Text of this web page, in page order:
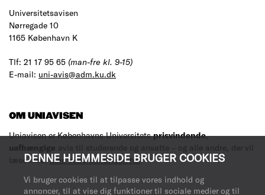
DENNE HJEMMESIDE BRUGER COOKIES
Vi bruger cookies til at tilpasse vores indhold og
annoncer, til at vise dig funktioner til sociale medier og til
Universitetsavisen
Nørregade 10
1165 København K
Tlf: 21 17 95 65 (man-fre kl. 9-15)
E-mail: uni-avis@adm.ku.dk
OM UNIAVISEN
Uniavisen er Københavns Universitetsprisvindende,
uafhængige avis til studerende og ansatte – og alle andre, der vil
læse med.Læs mere om avisen her.